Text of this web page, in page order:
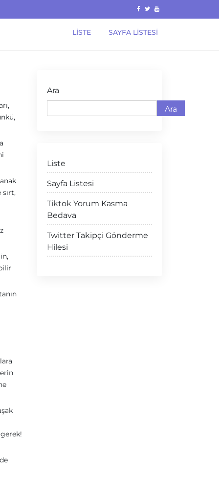
LISTE SAYFA LISTESI
Ara
Ara
Liste
Sayfa Listesi
Tiktok Yorum Kasma
Bedava
Twitter Takipçi Gönderme
Hilesi